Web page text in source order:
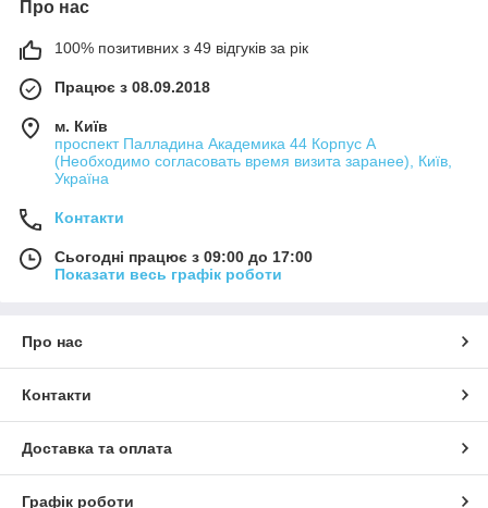
Про нас
100% позитивних з 49 відгуків за рік
Працює з 08.09.2018
м. Київ
проспект Палладина Академика 44 Корпус А
(Необходимо согласовать время визита заранее), Київ,
Україна
Контакти
Сьогодні працює з 09:00 до 17:00
Показати весь графік роботи
Про нас
Контакти
Доставка та оплата
Графік роботи